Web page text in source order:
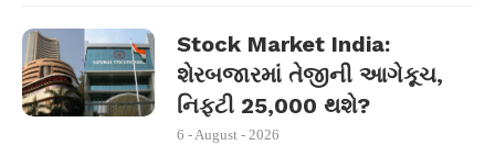
Stock Market India:
શેરબજારમાં તેજીની આગેકૂચ,
નિફ્ટી 25,000 થશે?
6 - August - 2026